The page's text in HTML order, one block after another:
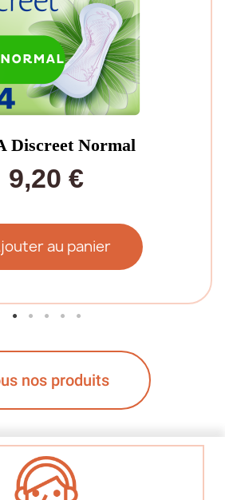
Discreet Normal
9,20 €
au panier
nos produits